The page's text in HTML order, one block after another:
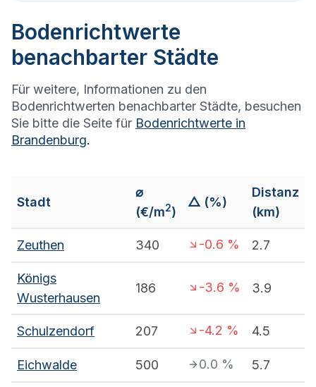
Bodenrichtwerte
benachbarter Städte
Für weitere, Informationen zu den
Bodenrichtwerten benachbarter Städte, besuchen
Sie bitte die Seite für Bodenrichtwerte in
Brandenburg.
Stadt
⌀
(€/m2)
△ (%)
Distanz
(km)
Zeuthen 340 -0.6 % 2.7
Königs
Wusterhausen
186 -3.6 % 3.9
Schulzendorf 207 -4.2 % 4.5
Eichwalde 500 0.0 % 5.7